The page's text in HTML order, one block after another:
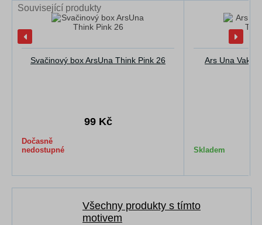
Související produkty
Svačinový box ArsUna Think Pink 26
99 Kč
Dočasně
nedostupné
Ars Una Vak
Skladem
Všechny produkty s tímto
motivem